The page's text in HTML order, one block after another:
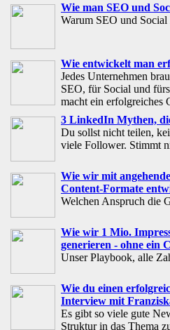
Wie man SEO und
Warum SEO und
Wie entwickelt man
Jedes Unternehmen
SEO, für Social und
macht ein erfolgreiches
3 LinkedIn Mythen,
Du sollst nicht teilen,
viele Follower. Stimmt
Wie wir mit
Content-Formate
Welchen Anspruch die
Wie wir 1 Mio.
generieren - ohne ein
Unser Playbook, alle
Wie du einen
Interview mit
Es gibt so viele gute
Struktur in das Thema